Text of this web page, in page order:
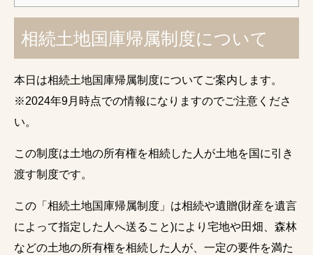
相続土地国庫帰属制度について
本日は相続土地国庫帰属制度についてご案内します。
※2024年9月時点での情報になりますのでご注意くださ
い。
この制度は土地の所有権を相続した人が土地を国に引き
渡す制度です。
この「相続土地国庫帰属制度」は相続や遺贈(財産を遺言
によって指定した人へ送ること)により宅地や田畑、森林
などの土地の所有権を相続した人が、一定の要件を満た